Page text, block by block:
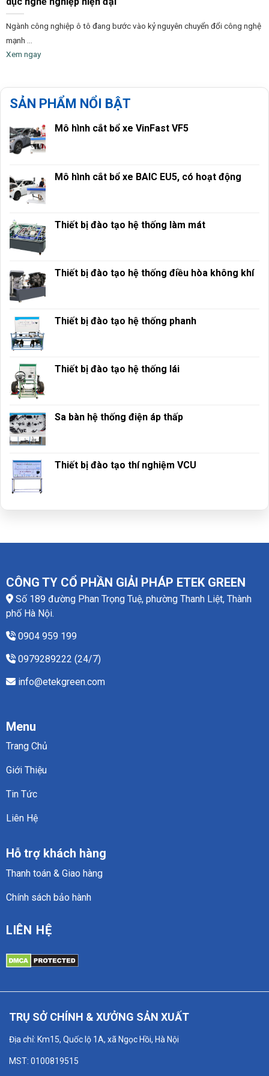
Ngành công nghiệp ô tô đang bước vào kỷ nguyên chuyển đổi công nghệ
mạnh ...
Xem ngay
SẢN PHẨM NỔI BẬT
Mô hình cắt bổ xe VinFast VF5
Mô hình cắt bổ xe BAIC EU5, có hoạt động
Thiết bị đào tạo hệ thống làm mát
Thiết bị đào tạo hệ thống điều hòa không khí
Thiết bị đào tạo hệ thống phanh
Thiết bị đào tạo hệ thống lái
Sa bàn hệ thống điện áp thấp
Thiết bị đào tạo thí nghiệm VCU
CÔNG TY CỔ PHẦN GIẢI PHÁP ETEK GREEN
Số 189 đường Phan Trọng Tuệ, phường Thanh Liệt, Thành
phố Hà Nội.
0904 959 199
0979289222 (24/7)
info@etekgreen.com
Menu
Trang Chủ
Giới Thiệu
Tin Tức
Liên Hệ
Hỗ trợ khách hàng
Thanh toán & Giao hàng
Chính sách bảo hành
LIÊN HỆ
TRỤ SỞ CHÍNH & XƯỞNG SẢN XUẤT
Địa chỉ: Km15, Quốc lộ 1A, xã Ngọc Hồi, Hà Nội
MST: 0100819515